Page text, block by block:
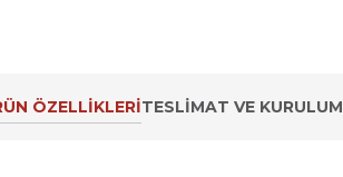
ÖZELLIKLERITESLIMAT VE KURULUM